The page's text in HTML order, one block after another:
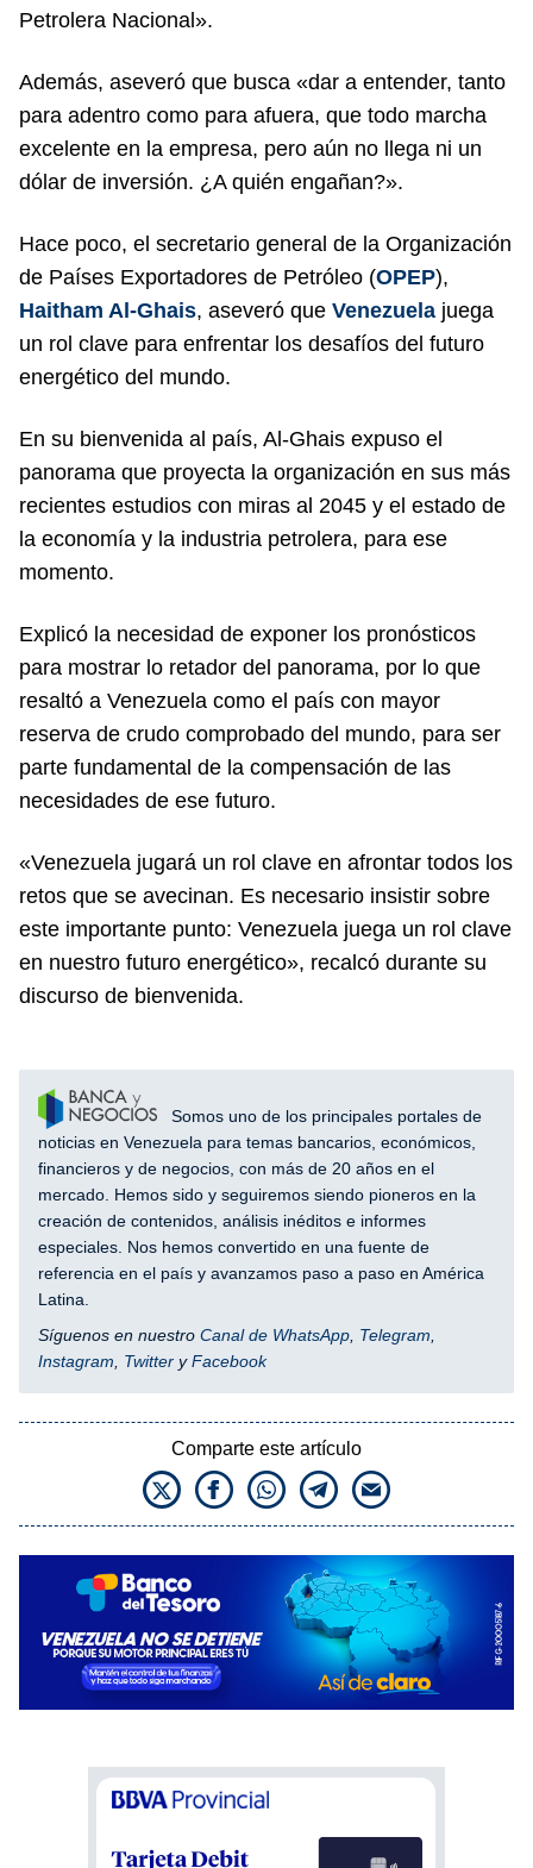
Petrolera Nacional».
Además, aseveró que busca «dar a entender, tanto
para adentro como para afuera, que todo marcha
excelente en la empresa, pero aún no llega ni un
dólar de inversión. ¿A quién engañan?».
Hace poco, el secretario general de la Organización
de Países Exportadores de Petróleo (OPEP),
Haitham Al-Ghais, aseveró que Venezuela juega
un rol clave para enfrentar los desafíos del futuro
energético del mundo.
En su bienvenida al país, Al-Ghais expuso el
panorama que proyecta la organización en sus más
recientes estudios con miras al 2045 y el estado de
la economía y la industria petrolera, para ese
momento.
Explicó la necesidad de exponer los pronósticos
para mostrar lo retador del panorama, por lo que
resaltó a Venezuela como el país con mayor
reserva de crudo comprobado del mundo, para ser
parte fundamental de la compensación de las
necesidades de ese futuro.
«Venezuela jugará un rol clave en afrontar todos los
retos que se avecinan. Es necesario insistir sobre
este importante punto: Venezuela juega un rol clave
en nuestro futuro energético», recalcó durante su
discurso de bienvenida.
Somos uno de los principales portales de
noticias en Venezuela para temas bancarios, económicos,
financieros y de negocios, con más de 20 años en el
mercado. Hemos sido y seguiremos siendo pioneros en la
creación de contenidos, análisis inéditos e informes
especiales. Nos hemos convertido en una fuente de
referencia en el país y avanzamos paso a paso en América
Latina.
Síguenos en nuestro Canal de WhatsApp Telegram
Instagram
Twitter yFacebook
Comparte este artículo